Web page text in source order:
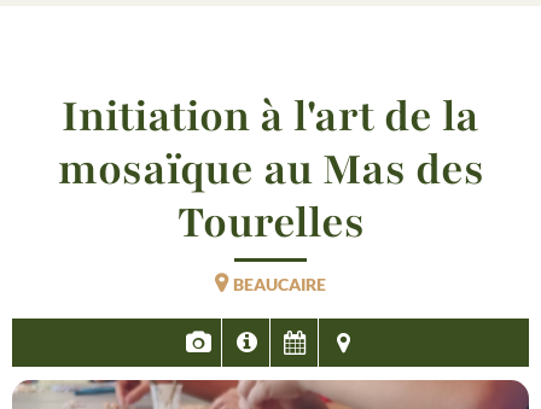
Initiation à l'art de la
mosaïque au Mas des
Tourelles
BEAUCAIRE